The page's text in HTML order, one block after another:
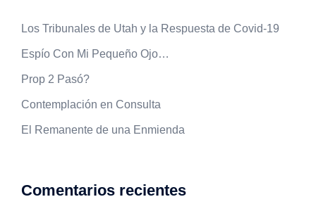
Los Tribunales de Utah y la Respuesta de Covid-19
Espío Con Mi Pequeño Ojo…
Prop 2 Pasó?
Contemplación en Consulta
El Remanente de una Enmienda
Comentarios recientes